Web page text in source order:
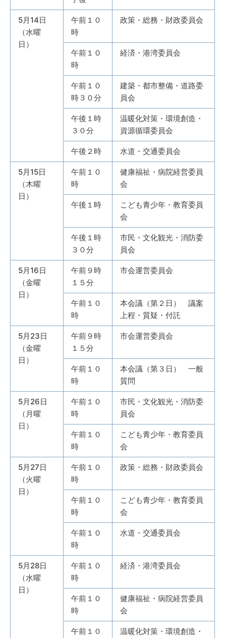
5月14日
（水曜
日）
午前１０
時
政策・総務・財政委員会
午前１０
時
経済・港湾委員会
午前１０
時３０分
建築・都市整備・道路委
員会
午後１時
３０分
温暖化対策・環境創造・
資源循環委員会
午後２時 水道・交通委員会
5月15日
（木曜
日）
午前１０
時
健康福祉・病院経営委員
会
午後１時
こども青少年・教育委員
会
午後１時
３０分
市民・文化観光・消防委
員会
5月16日
（金曜
日）
午前９時
１５分
市会運営委員会
午前１０
時
本会議（第２日） 議案
上程・質疑・付託
5月23日
（金曜
日）
午前９時
１５分
市会運営委員会
午前１０
時
本会議（第３日） 一般
質問
5月26日
（月曜
日）
午前１０
時
市民・文化観光・消防委
員会
午前１０
時
こども青少年・教育委員
会
5月27日
（火曜
日）
午前１０
時
政策・総務・財政委員会
午前１０
時
こども青少年・教育委員
会
午前１０
時
水道・交通委員会
5月28日
（水曜
日）
午前１０
時
経済・港湾委員会
午前１０
時
健康福祉・病院経営委員
会
午前１０
温暖化対策・環境創造・